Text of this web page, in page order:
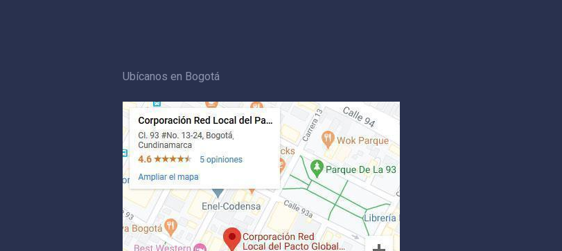
Ubícanos en Bogotá